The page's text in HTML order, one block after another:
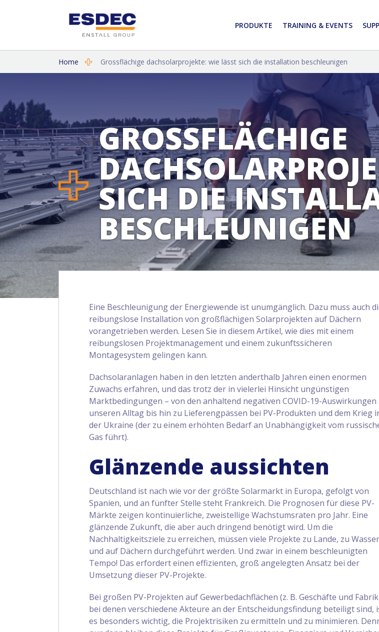
PRODUKTE TRAINING & EVENTS
Home Grossflächige dachsolarprojekte: wie lässt sich die installation beschleunigen
GROSSFLÄCHIGE
SICH DIE
BESCHLEUNIGEN
Eine Beschleunigung der Energiewende ist unumgänglich. Dazu muss auch
reibungslose Installation von großflächigen Solarprojekten auf Dächern
vorangetrieben werden. Lesen Sie in diesem Artikel, wie dies mit einem
reibungslosen Projektmanagement und einem zukunftssicheren
Montagesystem gelingen kann.
Dachsolaranlagen haben in den letzten anderthalb Jahren einen enormen
Zuwachs erfahren, und das trotz der in vielerlei Hinsicht ungünstigen
Marktbedingungen – von den anhaltend negativen COVID-19-Auswirkungen
unseren Alltag bis hin zu Lieferengpässen bei PV-Produkten und dem Krieg
der Ukraine (der zu einem erhöhten Bedarf an Unabhängigkeit vom
Gas führt).
Glänzende aussichten
Deutschland ist nach wie vor der größte Solarmarkt in Europa, gefolgt von
Spanien, und an fünfter Stelle steht Frankreich. Die Prognosen für diese PV-
Märkte zeigen kontinuierliche, zweistellige Wachstumsraten pro Jahr. Eine
glänzende Zukunft, die aber auch dringend benötigt wird. Um die
Nachhaltigkeitsziele zu erreichen, müssen viele Projekte zu Lande, zu Wasser
und auf Dächern durchgeführt werden. Und zwar in einem beschleunigten
Tempo! Das erfordert einen effizienten, groß angelegten Ansatz bei der
Umsetzung dieser PV-Projekte.
Bei großen PV-Projekten auf Gewerbedachflächen (z. B. Geschäfte und
bei denen verschiedene Akteure an der Entscheidungsfindung beteiligt sind,
es besonders wichtig, die Projektrisiken zu ermitteln und zu minimieren.